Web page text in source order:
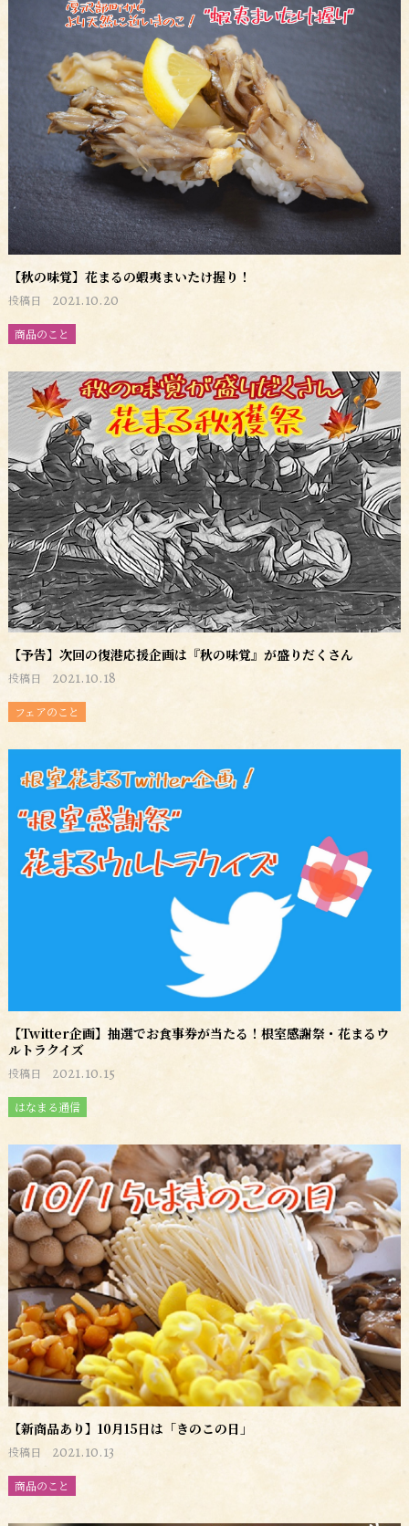
【秋の味覚】花まるの蝦夷まいたけ握り！
投稿日 2021.10.20
商品のこと
【予告】次回の復港応援企画は『秋の味覚』が盛りだくさん
投稿日 2021.10.18
フェアのこと
【Twitter企画】抽選でお食事券が当たる！根室感謝祭・花まるウ
ルトラクイズ
投稿日 2021.10.15
はなまる通信
【新商品あり】10月15日は「きのこの日」
投稿日 2021.10.13
商品のこと